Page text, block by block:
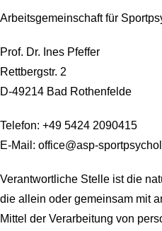
Arbeitsgemeinschaft für
Prof. Dr. Ines Pfeffer
Rettbergstr. 2
D-49214 Bad Rothenfelde
Telefon: +49 5424 2090415
E-Mail: office@asp-
Verantwortliche Stelle ist die
die allein oder gemeinsam mit
Mittel der Verarbeitung von